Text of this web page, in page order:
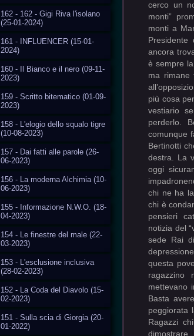
162 - 162 - Gigi Riva l'isolano
(25-01-2024)
161 - INFLUENCER (15-01-
2024)
160 - Il Bianco e il nero (09-11-
2023)
159 - Scritto bitematico (01-09-
2023)
158 - L'elogio dello squalo tigre
(10-08-2023)
157 - Dai fatti alle parole (26-
06-2023)
156 - La moderna Alchimia (10-
06-2023)
155 - Informazione N.W.O. (18-
04-2023)
154 - Le finestre del male (22-
03-2023)
153 - L'esclusione inclusiva
(28-02-2023)
152 - La Coda del Diavolo (15-
02-2023)
151 - Sulla scia di Giorgia (20-
01-2022)